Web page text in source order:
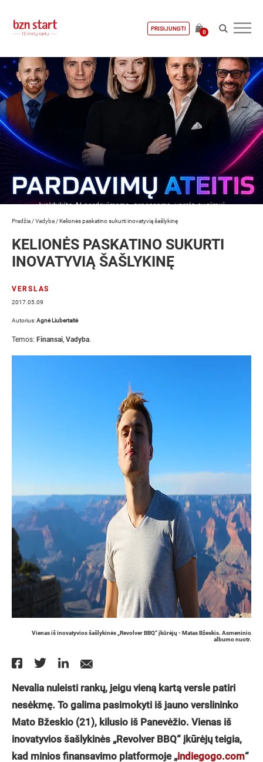
PRISIJUNGTI
0
Pradžia /Vadyba /Kelionės paskatino sukurti inovatyvią šašlykinę
KELIONĖS PASKATINO SUKURTI
INOVATYVIĄ ŠAŠLYKINĘ
VERSLAS
2017.05.09
Autorius:Agnė Liubertaitė
Temos: Finansai, Vadyba.
Vienas iš inovatyvios šašlykinės „Revolver BBQ“ įkūrėjų - Matas Bžeskis. Asmeninio
albumo nuotr.
Nevalia nuleisti rankų, jeigu vieną kartą versle patiri
nesėkmę. To galima pasimokyti iš jauno verslininko
Mato Bžeskio (21), kilusio iš Panevėžio. Vienas iš
inovatyvios šašlykinės „Revolver BBQ“ įkūrėjų teigia,
kad minios finansavimo platformoje „indiegogo.com“